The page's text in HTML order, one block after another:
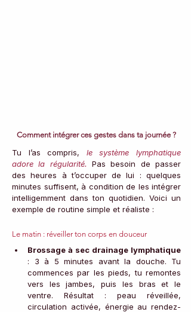
Comment intégrer ces gestes dans ta journée ?
Tu l’as compris, le système lymphatique
adore la régularité.
Pas besoin de passer
des heures à t’occuper de lui : quelques
minutes suffisent, à condition de les intégrer
intelligemment dans ton quotidien. Voici un
exemple de routine simple et réaliste :
Le matin : réveiller ton corps en douceur
Brossage à sec drainage lymphatique
: 3 à 5 minutes avant la douche. Tu
commences par les pieds, tu remontes
vers les jambes, puis les bras et le
ventre. Résultat : peau réveillée,
circulation activée, énergie au rendez-